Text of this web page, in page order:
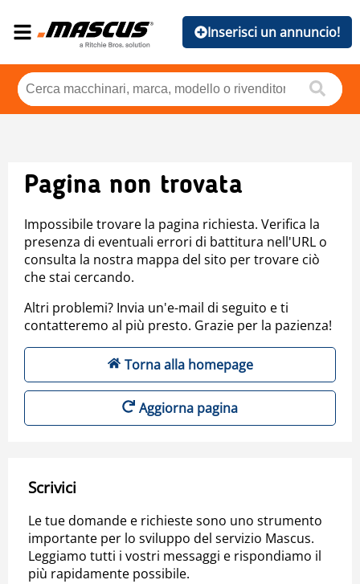
Inserisci un annuncio!
Pagina non trovata
Impossibile trovare la pagina richiesta. Verifica la
presenza di eventuali errori di battitura nell'URL o
consulta la nostra mappa del sito per trovare ciò
che stai cercando.
Altri problemi? Invia un'e-mail di seguito e ti
contatteremo al più presto. Grazie per la pazienza!
Torna alla homepage
Aggiorna pagina
Scrivici
Le tue domande e richieste sono uno strumento
importante per lo sviluppo del servizio Mascus.
Leggiamo tutti i vostri messaggi e rispondiamo il
più rapidamente possibile.